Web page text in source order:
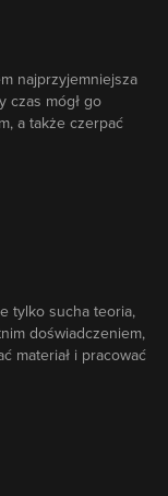
najprzyjemniejsza
czas mógł go
a także czerpać
tylko sucha teoria,
doświadczeniem,
materiał i pracować